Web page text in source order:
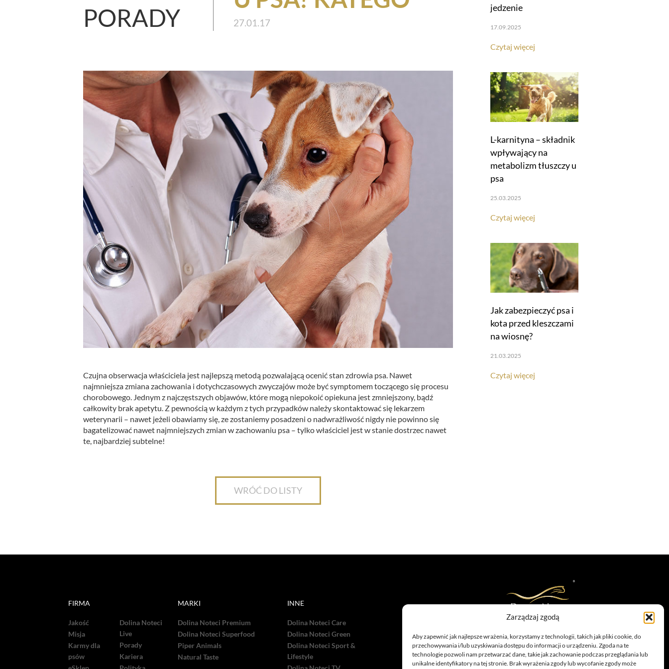
Zarządzaj zgodą
Aby zapewnić jak najlepsze wrażenia, korzystamy z technologii, takich jak pliki cookie, do
przechowywania i/lub uzyskiwania dostępu do informacji o urządzeniu. Zgoda na te
technologie pozwoli nam przetwarzać dane, takie jak zachowanie podczas przeglądania lub
unikalne identyfikatory na tej stronie. Brak wyrażenia zgody lub wycofanie zgody może
PORADY 27.01.17
Czujna obserwacja właściciela jest najlepszą metodą pozwalającą ocenić stan zdrowia psa. Nawet
najmniejsza zmiana zachowania i dotychczasowych zwyczajów może być symptomem toczącego się procesu
chorobowego. Jednym z najczęstszych objawów, które mogą niepokoić opiekuna jest zmniejszony, bądź
całkowity brak apetytu. Z pewnością w każdym z tych przypadków należy skontaktować się lekarzem
weterynarii – nawet jeżeli obawiamy się, ze zostaniemy posadzeni o nadwrażliwość nigdy nie powinno się
bagatelizować nawet najmniejszych zmian w zachowaniu psa – tylko właściciel jest w stanie dostrzec nawet
te, najbardziej subtelne!
WRÓĆ DO LISTY
jedzenie
17.09.2025
Czytaj więcej
L-karnityna – składnik
wpływający na
metabolizm tłuszczy u
psa
25.03.2025
Czytaj więcej
Jak zabezpieczyć psa i
kota przed kleszczami
na wiosnę?
21.03.2025
Czytaj więcej
FIRMA
Jakość
Misja
Karmy dla
psów
Dolina Noteci
Live
Porady
Kariera
MARKI
Dolina Noteci Premium
Dolina Noteci Superfood
Piper Animals
Natural Taste
INNE
Dolina Noteci Care
Dolina Noteci Green
Dolina Noteci Sport &
Lifestyle
marketing@dolina-noteci.pl
TAGI